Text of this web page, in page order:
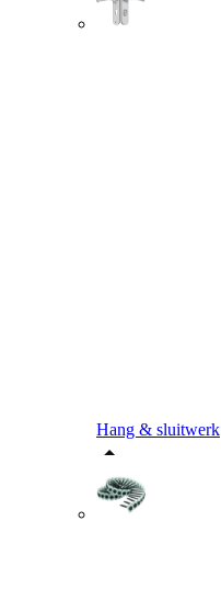
Hang & sluitwerk